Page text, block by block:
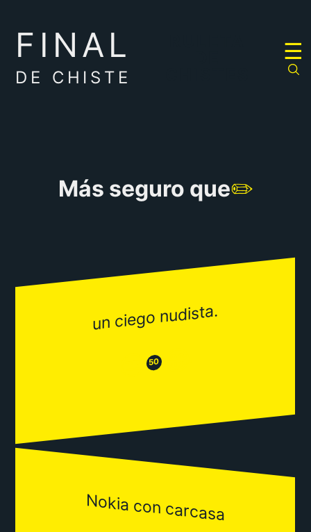
FINAL
DE CHISTE
☰
Más seguro que✏️
un ciego nudista.
😒 50 😂
Nokia con carcasa